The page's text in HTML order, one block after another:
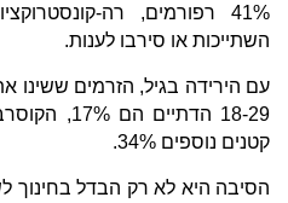
41% רפורמים, רה-
השתייכות או סירבו לענות.
עם הירידה בגיל, הזרמים ששינו
קטנים נוספים 34%.